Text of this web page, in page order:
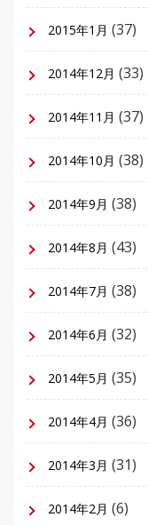
2015年1月 (37)
2014年12月 (33)
2014年11月 (37)
2014年10月 (38)
2014年9月 (38)
2014年8月 (43)
2014年7月 (38)
2014年6月 (32)
2014年5月 (35)
2014年4月 (36)
2014年3月 (31)
2014年2月 (6)